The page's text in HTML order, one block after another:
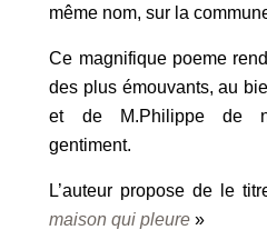
même nom, sur la
Ce magnifique poeme
des plus émouvants, au
et de M.Philippe de
gentiment.
L’auteur propose de le
maison qui pleure »